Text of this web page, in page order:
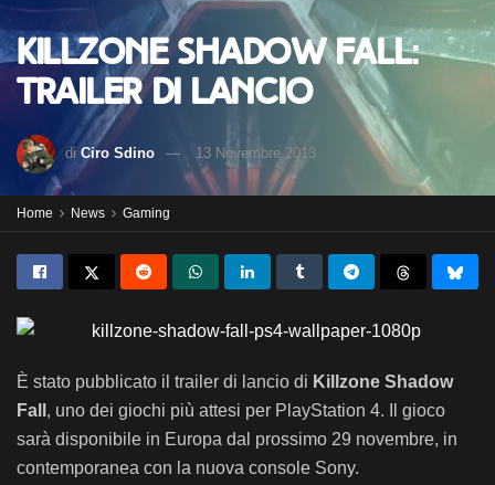
Killzone Shadow Fall:
trailer di lancio
di Ciro Sdino 13 Novembre 2013
Home News Gaming
È stato pubblicato il trailer di lancio di Killzone Shadow
Fall , uno dei giochi più attesi per PlayStation 4. Il gioco
sarà disponibile in Europa dal prossimo 29 novembre, in
contemporanea con la nuova console Sony.